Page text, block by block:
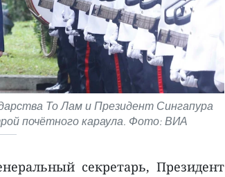
То Лам и Президент Сингапура
почётного караула. Фото: ВИА
секретарь, Президент